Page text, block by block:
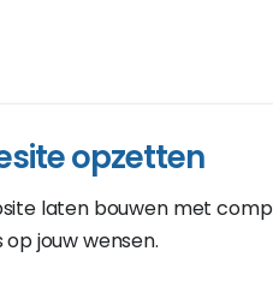
opzetten
laten bouwen met
jouw wensen.